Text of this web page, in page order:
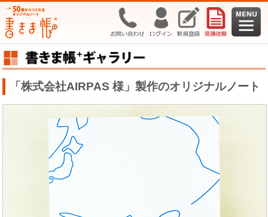
「株式会社AIRPAS 様」製作のオリジナルノート